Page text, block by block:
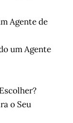
Agente de
um Agente
o Seu